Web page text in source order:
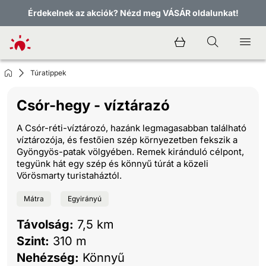
Érdekelnek az akciók? Nézd meg VÁSÁR oldalunkat!
Túratippek
Csór-hegy - víztárazó
A Csór-réti-víztározó, hazánk legmagasabban található
víztározója, és festőien szép környezetben fekszik a
Gyöngyös-patak völgyében. Remek kiránduló célpont,
tegyünk hát egy szép és könnyű túrát a közeli
Vörösmarty turistaháztól.
Mátra Egyirányú
Távolság: 7,5 km
Szint: 310 m
Nehézség: Könnyű